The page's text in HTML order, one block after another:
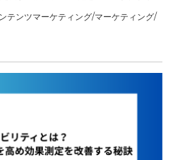
ンツマーケティング/マーケティング/